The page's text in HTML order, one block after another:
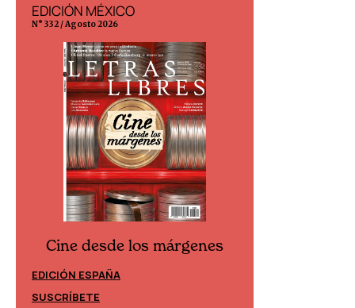
EDICIÓN MÉXICO
N° 332 / Agosto 2026
Cine desde los márgenes
EDICIÓN ESPAÑA
SUSCRÍBETE